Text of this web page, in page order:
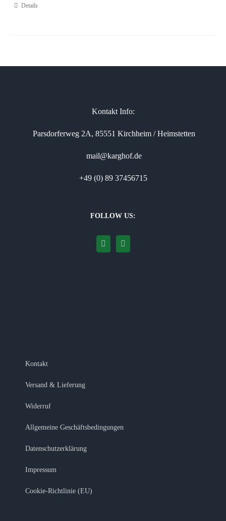
Details
Kontakt Info:
Parsdorferweg 2A, 85551 Kirchheim / Heimstetten
mail@karghof.de
+49 (0) 89 37456715
FOLLOW US:
Kontakt
Versand & Lieferung
Widerruf
Allgemeine Geschäftsbedingungen
Datenschutzerklärung
Impressum
Cookie-Richtlinie (EU)